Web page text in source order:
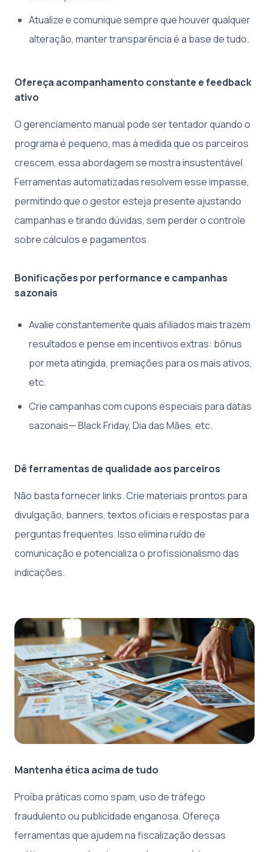
Atualize e comunique sempre que houver qualquer
alteração, manter transparência é a base de tudo.
Ofereça acompanhamento constante e feedback
ativo
O gerenciamento manual pode ser tentador quando o
programa é pequeno, mas à medida que os parceiros
crescem, essa abordagem se mostra insustentável.
Ferramentas automatizadas resolvem esse impasse,
permitindo que o gestor esteja presente ajustando
campanhas e tirando dúvidas, sem perder o controle
sobre cálculos e pagamentos.
Bonificações por performance e campanhas
sazonais
Avalie constantemente quais afiliados mais trazem
resultados e pense em incentivos extras: bônus
por meta atingida, premiações para os mais ativos,
etc.
Crie campanhas com cupons especiais para datas
sazonais— Black Friday, Dia das Mães, etc.
Dê ferramentas de qualidade aos parceiros
Não basta fornecer links. Crie materiais prontos para
divulgação, banners, textos oficiais e respostas para
perguntas frequentes. Isso elimina ruído de
comunicação e potencializa o profissionalismo das
indicações.
Mantenha ética acima de tudo
Proíba práticas como spam, uso de tráfego
fraudulento ou publicidade enganosa. Ofereça
ferramentas que ajudem na fiscalização dessas